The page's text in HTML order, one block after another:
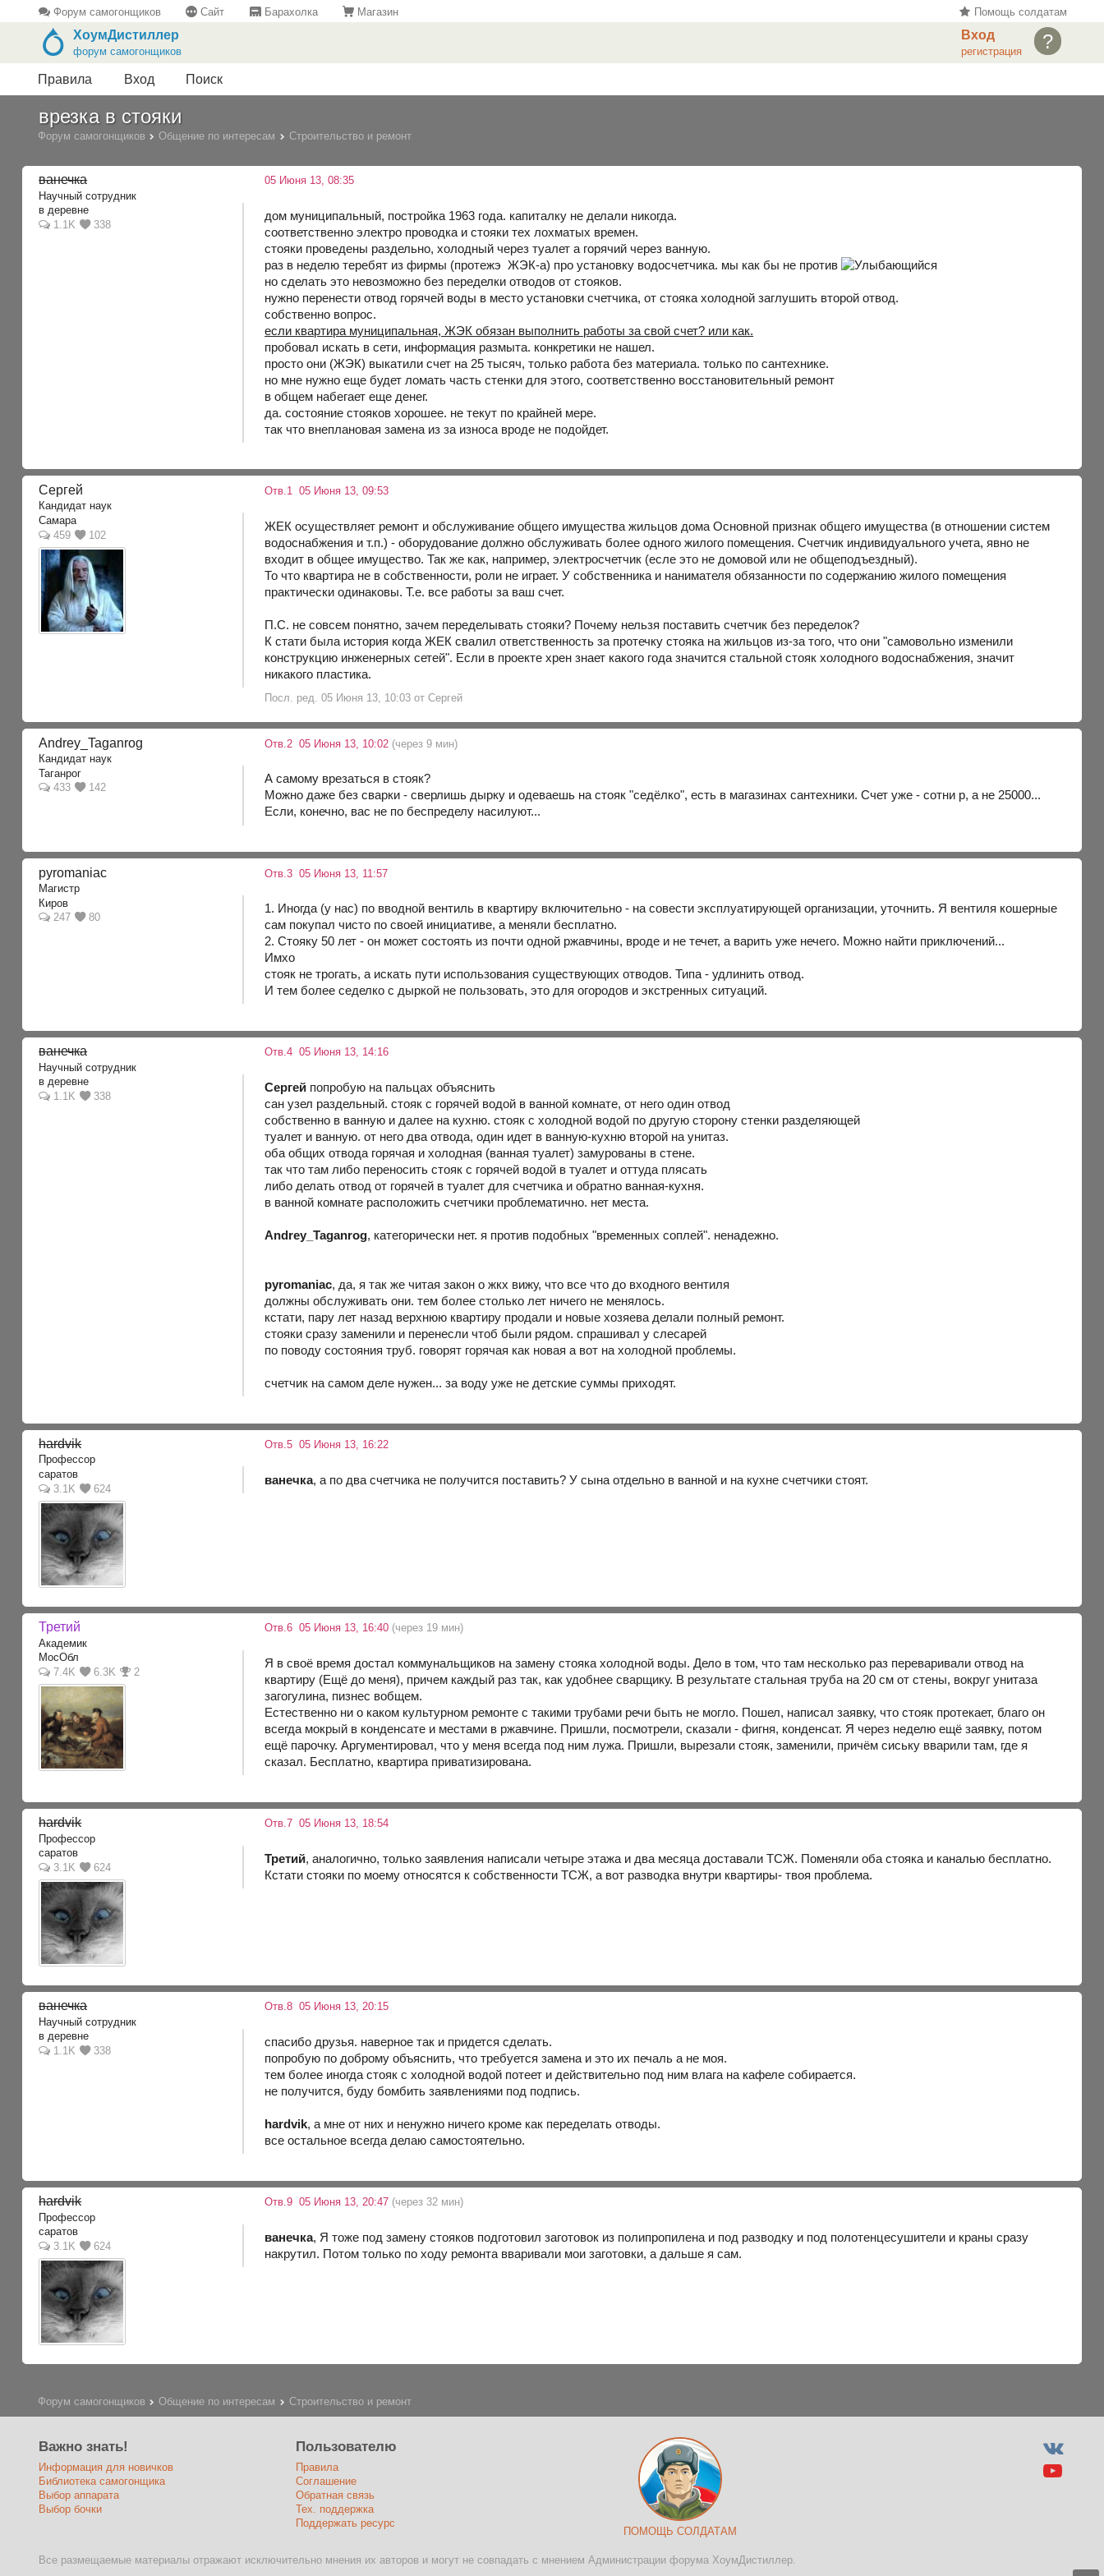
Форум самогонщиков Сайт Барахолка Магазин Помощь солдатам
?
Вход
регистрация
ХоумДистиллер
форум самогонщиков
Правила Вход Поиск
врезка в стояки
Форум самогонщиков Общение по интересам Строительство и ремонт
ванечка
Научный сотрудник
в деревне
1.1K
338
05 Июня 13, 08:35
дом муниципальный, постройка 1963 года. капиталку не делали никогда.
соответственно электро проводка и стояки тех лохматых времен.
стояки проведены раздельно, холодный через туалет а горячий через ванную.
раз в неделю теребят из фирмы (протежэ ЖЭК-а) про установку водосчетчика. мы как бы не против
но сделать это невозможно без переделки отводов от стояков.
нужно перенести отвод горячей воды в место установки счетчика, от стояка холодной заглушить второй отвод.
собственно вопрос.
если квартира муниципальная, ЖЭК обязан выполнить работы за свой счет? или как.
пробовал искать в сети, информация размыта. конкретики не нашел.
просто они (ЖЭК) выкатили счет на 25 тысяч, только работа без материала. только по сантехнике.
но мне нужно еще будет ломать часть стенки для этого, соответственно восстановительный ремонт
в общем набегает еще денег.
да. состояние стояков хорошее. не текут по крайней мере.
так что внеплановая замена из за износа вроде не подойдет.
Cepгей
Кандидат наук
Самара
459
102
Отв.1 05 Июня 13, 09:53
ЖЕК осуществляет ремонт и обслуживание общего имущества жильцов дома Основной признак общего имущества (в отношении систем
водоснабжения и т.п.) - оборудование должно обслуживать более одного жилого помещения. Счетчик индивидуального учета, явно не
входит в общее имущество. Так же как, например, электросчетчик (есле это не домовой или не общеподъездный).
То что квартира не в собственности, роли не играет. У собственника и нанимателя обязанности по содержанию жилого помещения
практически одинаковы. Т.е. все работы за ваш счет.
П.С. не совсем понятно, зачем переделывать стояки? Почему нельзя поставить счетчик без переделок?
К стати была история когда ЖЕК свалил ответственность за протечку стояка на жильцов из-за того, что они "самовольно изменили
конструкцию инженерных сетей". Если в проекте хрен знает какого года значится стальной стояк холодного водоснабжения, значит
никакого пластика.
Посл. ред. 05 Июня 13, 10:03 от Cepгей
Andrey_Taganrog
Кандидат наук
Таганрог
433
142
Отв.2 05 Июня 13, 10:02 (через 9 мин)
А самому врезаться в стояк?
Можно даже без сварки - сверлишь дырку и одеваешь на стояк "седёлко", есть в магазинах сантехники. Счет уже - сотни р, а не 25000...
Если, конечно, вас не по беспределу насилуют...
pyromaniac
Магистр
Киров
247
80
Отв.3 05 Июня 13, 11:57
1. Иногда (у нас) по вводной вентиль в квартиру включительно - на совести эксплуатирующей организации, уточнить. Я вентиля кошерные
сам покупал чисто по своей инициативе, а меняли бесплатно.
2. Стояку 50 лет - он может состоять из почти одной ржавчины, вроде и не течет, а варить уже нечего. Можно найти приключений...
Имхо
стояк не трогать, а искать пути использования существующих отводов. Типа - удлинить отвод.
И тем более седелко с дыркой не пользовать, это для огородов и экстренных ситуаций.
ванечка
Научный сотрудник
в деревне
1.1K
338
Отв.4 05 Июня 13, 14:16
Cepгей попробую на пальцах объяснить
сан узел раздельный. стояк с горячей водой в ванной комнате, от него один отвод
собственно в ванную и далее на кухню. стояк с холодной водой по другую сторону стенки разделяющей
туалет и ванную. от него два отвода, один идет в ванную-кухню второй на унитаз.
оба общих отвода горячая и холодная (ванная туалет) замурованы в стене.
так что там либо переносить стояк с горячей водой в туалет и оттуда плясать
либо делать отвод от горячей в туалет для счетчика и обратно ванная-кухня.
в ванной комнате расположить счетчики проблематично. нет места.
Andrey_Taganrog, категорически нет. я против подобных "временных соплей". ненадежно.
pyromaniac, да, я так же читая закон о жкх вижу, что все что до входного вентиля
должны обслуживать они. тем более столько лет ничего не менялось.
кстати, пару лет назад верхнюю квартиру продали и новые хозяева делали полный ремонт.
стояки сразу заменили и перенесли чтоб были рядом. спрашивал у слесарей
по поводу состояния труб. говорят горячая как новая а вот на холодной проблемы.
счетчик на самом деле нужен... за воду уже не детские суммы приходят.
hardvik
Профессор
саратов
3.1K
624
Отв.5 05 Июня 13, 16:22
ванечка, а по два счетчика не получится поставить? У сына отдельно в ванной и на кухне счетчики стоят.
Третий
Академик
МосОбл
7.4K
6.3K 2
Отв.6 05 Июня 13, 16:40 (через 19 мин)
Я в своё время достал коммунальщиков на замену стояка холодной воды. Дело в том, что там несколько раз переваривали отвод на
квартиру (Ещё до меня), причем каждый раз так, как удобнее сварщику. В результате стальная труба на 20 см от стены, вокруг унитаза
загогулина, пизнес вобщем.
Естественно ни о каком культурном ремонте с такими трубами речи быть не могло. Пошел, написал заявку, что стояк протекает, благо он
всегда мокрый в конденсате и местами в ржавчине. Пришли, посмотрели, сказали - фигня, конденсат. Я через неделю ещё заявку, потом
ещё парочку. Аргументировал, что у меня всегда под ним лужа. Пришли, вырезали стояк, заменили, причём сиську вварили там, где я
сказал. Бесплатно, квартира приватизирована.
hardvik
Профессор
саратов
3.1K
624
Отв.7 05 Июня 13, 18:54
Третий, аналогично, только заявления написали четыре этажа и два месяца доставали ТСЖ. Поменяли оба стояка и каналью бесплатно.
Кстати стояки по моему относятся к собственности ТСЖ, а вот разводка внутри квартиры- твоя проблема.
ванечка
Научный сотрудник
в деревне
1.1K
338
Отв.8 05 Июня 13, 20:15
спасибо друзья. наверное так и придется сделать.
попробую по доброму объяснить, что требуется замена и это их печаль а не моя.
тем более иногда стояк с холодной водой потеет и действительно под ним влага на кафеле собирается.
не получится, буду бомбить заявлениями под подпись.
hardvik, а мне от них и ненужно ничего кроме как переделать отводы.
все остальное всегда делаю самостоятельно.
hardvik
Профессор
саратов
3.1K
624
Отв.9 05 Июня 13, 20:47 (через 32 мин)
ванечка, Я тоже под замену стояков подготовил заготовок из полипропилена и под разводку и под полотенцесушители и краны сразу
накрутил. Потом только по ходу ремонта вваривали мои заготовки, а дальше я сам.
Форум самогонщиков Общение по интересам Строительство и ремонт
Важно знать!
Информация для новичков
Библиотека самогонщика
Выбор аппарата
Выбор бочки
Пользователю
Правила
Соглашение
Обратная связь
Тех. поддержка
Поддержать ресурс
ПОМОЩЬ СОЛДАТАМ
Все размещаемые материалы отражают исключительно мнения их авторов и могут не совпадать с мнением Администрации форума ХоумДистиллер.